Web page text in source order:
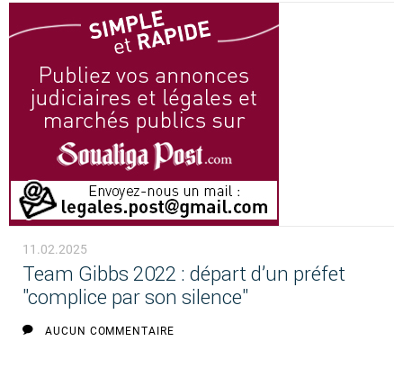
11.02.2025
Team Gibbs 2022 : départ d’un préfet
"complice par son silence"
AUCUN COMMENTAIRE